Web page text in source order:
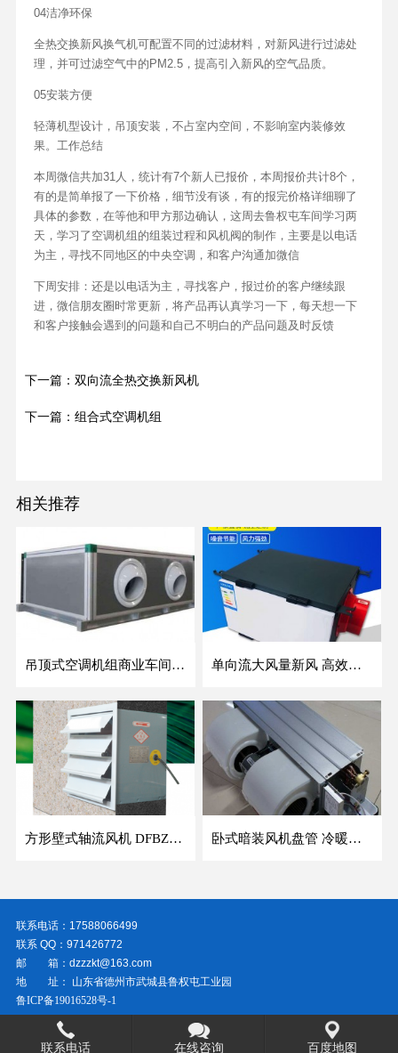
04洁净环保
全热交换新风换气机可配置不同的过滤材料，对新风进行过滤处
理，并可过滤空气中的PM2.5，提高引入新风的空气品质。
05安装方便
轻薄机型设计，吊顶安装，不占室内空间，不影响室内装修效
果。工作总结
本周微信共加31人，统计有7个新人已报价，本周报价共计8个，
有的是简单报了一下价格，细节没有谈，有的报完价格详细聊了
具体的参数，在等他和甲方那边确认，这周去鲁权屯车间学习两
天，学习了空调机组的组装过程和风机阀的制作，主要是以电话
为主，寻找不同地区的中央空调，和客户沟通加微信
下周安排：还是以电话为主，寻找客户，报过价的客户继续跟
进，微信朋友圈时常更新，将产品再认真学习一下，每天想一下
和客户接触会遇到的问题和自己不明白的产品问题及时反馈
下一篇：双向流全热交换新风机
下一篇：组合式空调机组
相关推荐
吊顶式空调机组商业车间防爆新风空调器射流冷暖机组 单向流大风量新风 高效除霾全热交换新风机空气净化
方形壁式轴流风机 DFBZ低噪防爆工业XBDZ静音220V/380V壁式边墙风机 卧式暗装风机盘管 冷暖两用盘管系列 明装风盘空调器
联系电话：17588066499
联系 QQ：971426772
邮 箱：dzzzkt@163.com
地 址： 山东省德州市武城县鲁权屯工业园
鲁ICP备19016528号-1
联系电话 在线咨询 百度地图